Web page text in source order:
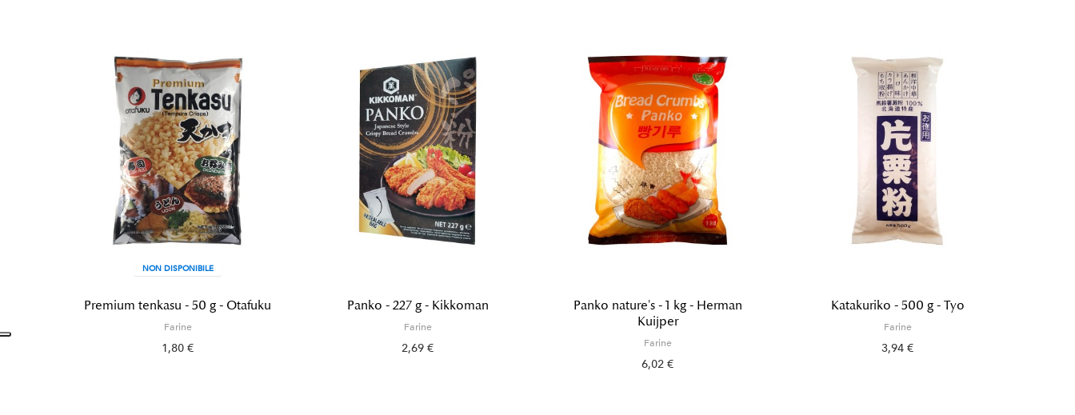
NON DISPONIBILE
Premium tenkasu - 50 g - Otafuku
Farine
1,80 €
Panko - 227 g - Kikkoman
Farine
2,69 €
Panko nature's - 1 kg - Herman
Kuijper
Farine
6,02 €
Katakuriko - 500 g - Tyo
Farine
3,94 €